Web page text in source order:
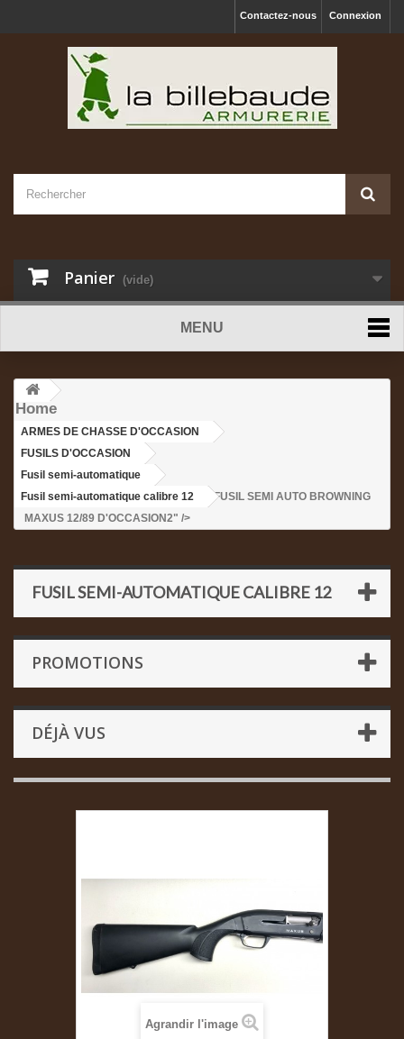
Connexion
Contactez-nous
Panier (vide)
MENU
Home
ARMES DE CHASSE D'OCCASION
FUSILS D'OCCASION
Fusil semi-automatique
Fusil semi-automatique calibre 12
>FUSIL SEMI AUTO BROWNING
MAXUS 12/89 D'OCCASION2" />
FUSIL SEMI-AUTOMATIQUE CALIBRE 12
PROMOTIONS
DÉJÀ VUS
Agrandir l'image